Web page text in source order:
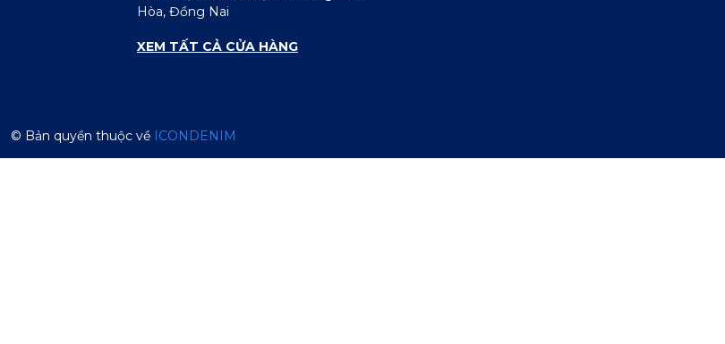
Hòa, Đồng Nai
XEM TẤT CẢ CỬA HÀNG
© Bản quyền thuộc về ICONDENIM